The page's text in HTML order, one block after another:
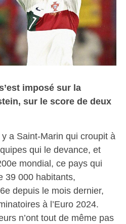
imposé sur la
sur le score de deux
a Saint-Marin qui croupit à
qui le devance, et
mondial, ce pays qui
39 000 habitants,
depuis le mois dernier,
à l’Euro 2024.
n’ont tout de même pas